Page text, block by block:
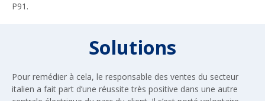
P91.
Solutions
Pour remédier à cela, le responsable des ventes du secteur
italien a fait part d’une réussite très positive dans une autre